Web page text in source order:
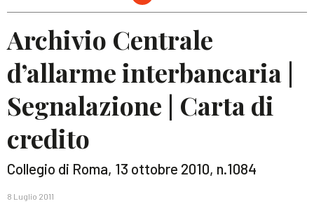
Archivio Centrale
d’allarme interbancaria |
Segnalazione | Carta di
credito
Collegio di Roma, 13 ottobre 2010, n.1084
8 Luglio 2011